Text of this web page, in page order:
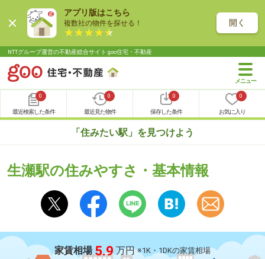
アプリ版はこちら
複数社の物件を探せる！ 開く
NTTグループ運営の不動産総合サイト goo住宅・不動産
0
最近検索した条件
0
最近見た物件
0
保存した条件
0
お気に入り
「住みたい駅」を見つけよう
生瀬駅の住みやすさ・基本情報
家賃相場 5.9 万円 ※1K・1DKの家賃相場